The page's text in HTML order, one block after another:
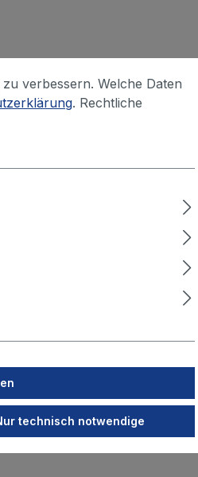
in der Absaughaube montiert.
verbessern. Welche Daten
. Rechtliche
technisch notwendige